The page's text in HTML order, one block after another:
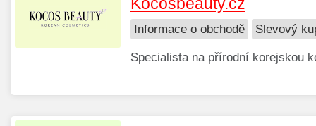
Kocosbeauty.cz
Informace o obchodě Slevový
Specialista na přírodní korejskou